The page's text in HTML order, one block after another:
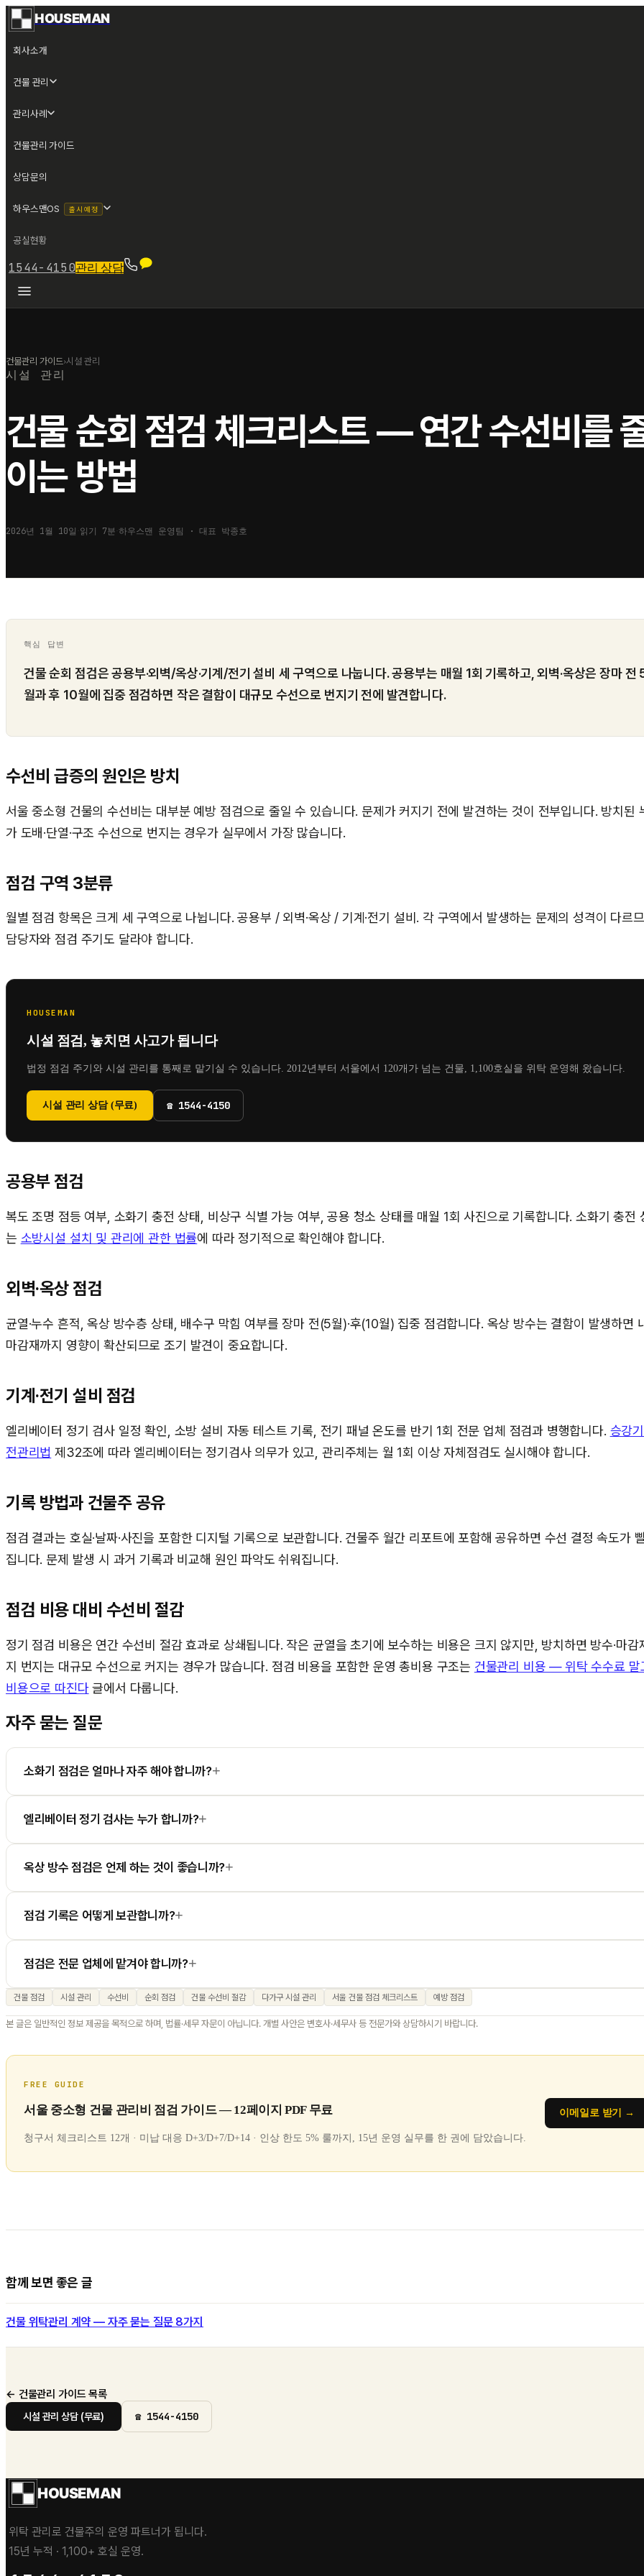
HOUSEMAN
회사소개
건물 관리
관리사례
건물관리 가이드
상담문의
하우스맨OS 출시 예정
공실현황
1544-4150관리 상담
건물관리 가이드›시설 관리
시설 관리
건물 순회 점검 체크리스트 — 연간 수선비를
이는 방법
2026년 1월 10일 읽기 7분 하우스맨 운영팀 · 대표 박종호
핵심 답변
건물 순회 점검은 공용부·외벽/옥상·기계/전기 설비 세 구역으로 나눕니다. 공용부는 매월 1회 기록하고, 외벽·옥상은 장마 전
월과 후 10월에 집중 점검하면 작은 결함이 대규모 수선으로 번지기 전에 발견합니다.
수선비 급증의 원인은 방치
서울 중소형 건물의 수선비는 대부분 예방 점검으로 줄일 수 있습니다. 문제가 커지기 전에 발견하는 것이 전부입니다. 방치된
가 도배·단열·구조 수선으로 번지는 경우가 실무에서 가장 많습니다.
점검 구역 3분류
월별 점검 항목은 크게 세 구역으로 나뉩니다. 공용부 / 외벽·옥상 / 기계·전기 설비. 각 구역에서 발생하는 문제의 성격이 다르
담당자와 점검 주기도 달라야 합니다.
HOUSEMAN
시설 점검, 놓치면 사고가 됩니다
법정 점검 주기와 시설 관리를 통째로 맡기실 수 있습니다. 2012년부터 서울에서 120개가 넘는 건물, 1,100호실을 위탁 운영해 왔습니다.
시설 관리 상담 (무료) ☎ 1544-4150
공용부 점검
복도 조명 점등 여부, 소화기 충전 상태, 비상구 식별 가능 여부, 공용 청소 상태를 매월 1회 사진으로 기록합니다. 소화기 충전
는 소방시설 설치 및 관리에 관한 법률에 따라 정기적으로 확인해야 합니다.
외벽·옥상 점검
균열·누수 흔적, 옥상 방수층 상태, 배수구 막힘 여부를 장마 전(5월)·후(10월) 집중 점검합니다. 옥상 방수는 결함이 발생하면
마감재까지 영향이 확산되므로 조기 발견이 중요합니다.
기계·전기 설비 점검
엘리베이터 정기 검사 일정 확인, 소방 설비 자동 테스트 기록, 전기 패널 온도를 반기 1회 전문 업체 점검과 병행합니다. 승강
전관리법 제32조에 따라 엘리베이터는 정기검사 의무가 있고, 관리주체는 월 1회 이상 자체점검도 실시해야 합니다.
기록 방법과 건물주 공유
점검 결과는 호실·날짜·사진을 포함한 디지털 기록으로 보관합니다. 건물주 월간 리포트에 포함해 공유하면 수선 결정 속도가
집니다. 문제 발생 시 과거 기록과 비교해 원인 파악도 쉬워집니다.
점검 비용 대비 수선비 절감
정기 점검 비용은 연간 수선비 절감 효과로 상쇄됩니다. 작은 균열을 초기에 보수하는 비용은 크지 않지만, 방치하면 방수·마감
지 번지는 대규모 수선으로 커지는 경우가 많습니다. 점검 비용을 포함한 운영 총비용 구조는 건물관리 비용 — 위탁 수수료 말
비용으로 따진다글에서 다룹니다.
자주 묻는 질문
소화기 점검은 얼마나 자주 해야 합니까?+
엘리베이터 정기 검사는 누가 합니까?+
옥상 방수 점검은 언제 하는 것이 좋습니까?+
점검 기록은 어떻게 보관합니까?+
점검은 전문 업체에 맡겨야 합니까?+
건물 점검 시설 관리 수선비 순회 점검 건물 수선비 절감 다가구 시설 관리 서울 건물 점검 체크리스트 예방 점검
본 글은 일반적인 정보 제공을 목적으로 하며, 법률·세무 자문이 아닙니다. 개별 사안은 변호사·세무사 등 전문가와 상담하시기 바랍니다.
FREE GUIDE
서울 중소형 건물 관리비 점검 가이드 — 12페이지 PDF 무료
청구서 체크리스트 12개 · 미납 대응 D+3/D+7/D+14 · 인상 한도 5% 룰까지, 15년 운영 실무를 한 권에 담았습니다.
이메일로 받기 →
함께 보면 좋은 글
건물 위탁관리 계약 — 자주 묻는 질문 8가지
← 건물관리 가이드 목록
시설 관리 상담 (무료) ☎ 1544-4150
HOUSEMAN
위탁 관리로 건물주의 운영 파트너가 됩니다.
15년 누적 · 1,100+ 호실 운영.